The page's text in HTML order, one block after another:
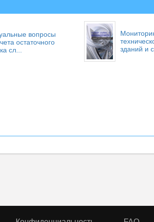
вопросы
остаточного
сл...
зданий и